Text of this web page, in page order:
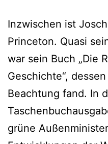
Inzwischen ist
Princeton. Quasi
war sein Buch „Die
Geschichte“,
Beachtung fand. In
grüne